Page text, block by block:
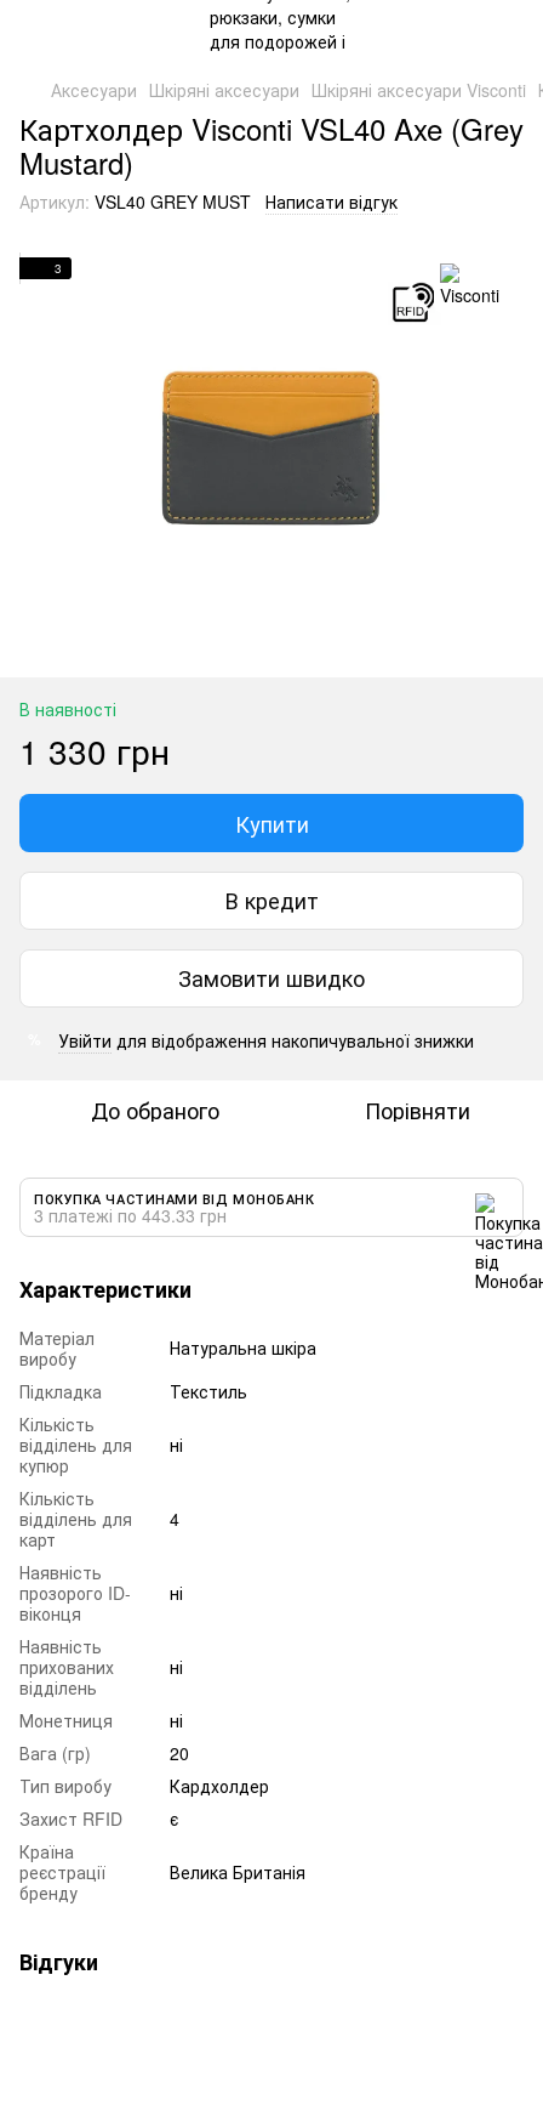
Аксесуари Шкіряні аксесуари Шкіряні аксесуари Visconti
Картхолдер Visconti VSL40 Axe (Grey
Mustard)
Артикул: VSL40 GREY MUST Написати відгук
3
В наявності
1 330 грн
Купити
В кредит
Замовити швидко
Увійти для відображення накопичувальної знижки
До обраного Порівняти
ПОКУПКА ЧАСТИНАМИ ВІД МОНОБАНК
3 платежі по 443.33 грн
Характеристики
Матеріал
виробу
Натуральна шкіра
Підкладка
Текстиль
Кількість
відділень для
купюр
ні
Кількість
відділень для
карт
4
Наявність
прозорого ID-
віконця
ні
Наявність
прихованих
відділень
ні
Монетниця
ні
Вага (гр)
20
Тип виробу
Кардхолдер
Захист RFID
є
Країна
реєстрації
бренду
Велика Британія
Відгуки